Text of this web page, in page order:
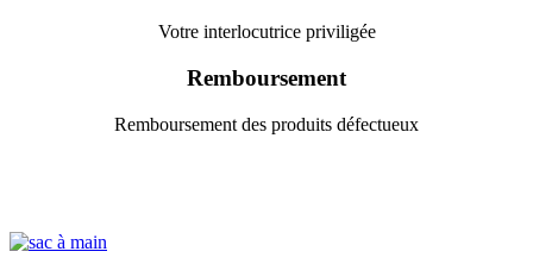
Votre interlocutrice priviligée
Remboursement
Remboursement des produits défectueux